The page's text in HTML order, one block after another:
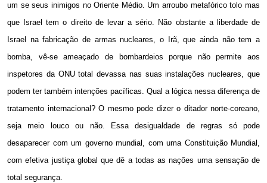
um se seus inimigos no Oriente Médio. Um arroubo metafórico tolo mas
que Israel tem o direito de levar a sério. Não obstante a liberdade de
Israel na fabricação de armas nucleares, o Irã, que ainda não tem a
bomba, vê-se ameaçado de bombardeios porque não permite aos
inspetores da ONU total devassa nas suas instalações nucleares, que
podem ter também intenções pacíficas. Qual a lógica nessa diferença de
tratamento internacional? O mesmo pode dizer o ditador norte-coreano,
seja meio louco ou não. Essa desigualdade de regras só pode
desaparecer com um governo mundial, com uma Constituição Mundial,
com efetiva justiça global que dê a todas as nações uma sensação de
total segurança.